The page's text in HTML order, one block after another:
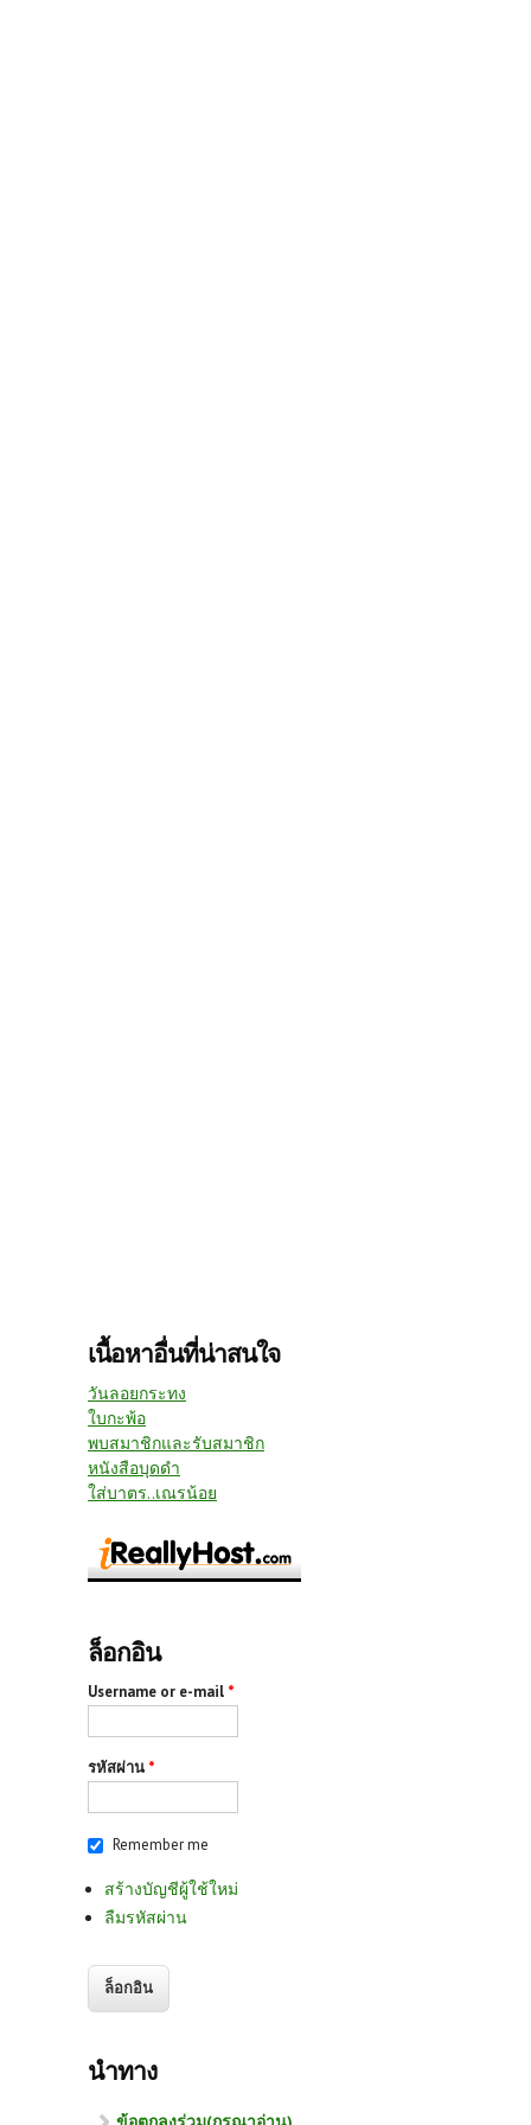
เนื้อหาอื่นที่น่าสนใจ
วันลอยกระทง
ใบกะพ้อ
พบสมาชิกและรับสมาชิก
หนังสือบุดดำ
ใส่บาตร..เณรน้อย
ล็อกอิน
Username or e-mail *
รหัสผ่าน *
Remember me
สร้างบัญชีผู้ใช้ใหม่
ลืมรหัสผ่าน
นำทาง